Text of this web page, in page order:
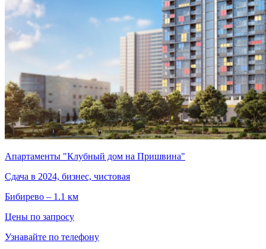
Апартаменты "Клубный дом на Пришвина"
Сдача в 2024, бизнес, чистовая
Бибирево – 1.1 км
Цены по запросу
Узнавайте по телефону